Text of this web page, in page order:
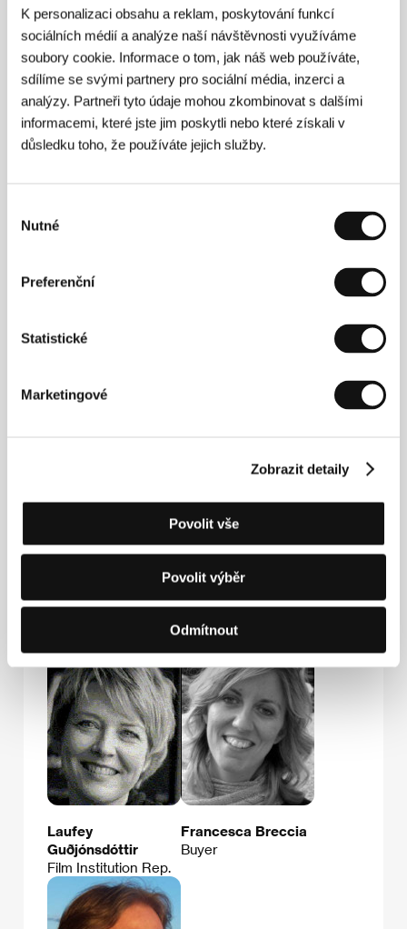
K personalizaci obsahu a reklam, poskytování funkcí
sociálních médií a analýze naší návštěvnosti využíváme
soubory cookie. Informace o tom, jak náš web používáte,
sdílíme se svými partnery pro sociální média, inzerci a
analýzy. Partneři tyto údaje mohou zkombinovat s dalšími
informacemi, které jste jim poskytli nebo které získali v
důsledku toho, že používáte jejich služby.
souhlasu
Nutné
Preferenční
Statistické
Marketingové
Zobrazit detaily
Povolit vše
Povolit výběr
Odmítnout
Hilmar Oddsson(1957, Reykjavík) vystudoval
filmovou režii na mnichovské Vysoké filmové škole
(1985) a během studia natočil mimo jiné velmi
zajímavý krátký film Í skuppa Scartaris
ledovci Snaefellsjokull, kam Jules Verne umístil děj
napsal scénář a složil hudbu. "Film
Chladné světlo
považuji za největší životní výzvu," říká režisér. "Hlavní
téma. Chladné světlo je modré, je to barva oblohy,
život."&nbsp;&nbsp;&nbsp;
info@medialuna.biz
Hosté
Laufey
Guðjónsdóttir
Film Institution Rep.
Francesca Breccia
Buyer